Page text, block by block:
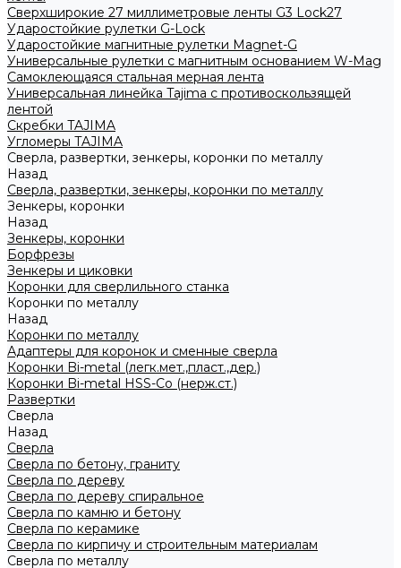
Сверхширокие 27 миллиметровые ленты G3 Lock27
Ударостойкие рулетки G-Lock
Ударостойкие магнитные рулетки Magnet-G
Универсальные рулетки с магнитным основанием W-Mag
Самоклеющаяся стальная мерная лента
Универсальная линейка Tajima с противоскользящей
лентой
Скребки TAJIMA
Угломеры TAJIMA
Сверла, развертки, зенкеры, коронки по металлу
Назад
Сверла, развертки, зенкеры, коронки по металлу
Зенкеры, коронки
Назад
Зенкеры, коронки
Борфрезы
Зенкеры и циковки
Коронки для сверлильного станка
Коронки по металлу
Назад
Коронки по металлу
Адаптеры для коронок и сменные сверла
Коронки Bi-metal (легк.мет.,пласт.,дер.)
Коронки Bi-metal HSS-Co (нерж.ст.)
Развертки
Сверла
Назад
Сверла
Сверла по бетону, граниту
Сверла по дереву
Сверла по дереву спиральное
Сверла по камню и бетону
Сверла по керамике
Сверла по кирпичу и строительным материалам
Сверла по металлу